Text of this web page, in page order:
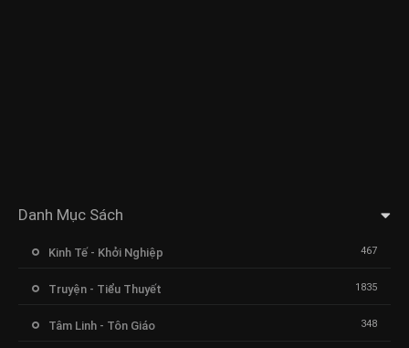
Danh Mục Sách
Kinh Tế - Khởi Nghiệp 467
Truyện - Tiểu Thuyết 1835
Tâm Linh - Tôn Giáo 348